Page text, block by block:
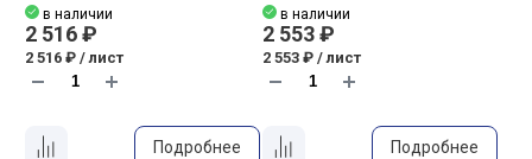
в наличии
2 516 ₽
2 516 ₽ / лист
Подробнее
в наличии
2 553 ₽
2 553 ₽ / лист
Подробнее